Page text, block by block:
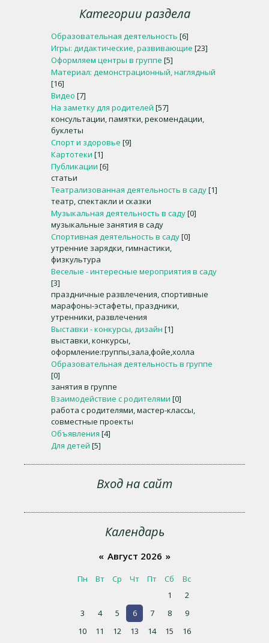
Категории раздела
Образовательная деятельность [6]
Игры: дидактические, развивающие [23]
Оформляем центры в группе [5]
Материал: демонстрационный, наглядный
[16]
Видео [7]
На заметку для родителей [57]
консультации, памятки, рекомендации,
буклеты
Спорт и здоровье [9]
Картотеки [1]
Публикации [6]
статьи
Театрализованная деятельность в саду[1]
театр, спектакли и сказки
Музыкальная деятельность в саду[0]
музыкальные занятия в саду
Спортивная деятельность в саду[0]
утренние зарядки, гимнастики,
физкультура
Веселые - интересные мероприятия в саду
[3]
праздничные развлечения, спортивные
марафоны-эстафеты, праздники,
утренники, развлечения
Выставки - конкурсы, дизайн [1]
выставки, конкурсы,
оформление:группы,зала,фойе,холла
Образовательная деятельность в группе
[0]
занятия в группе
Взаимодействие с родителями [0]
работа с родителями, мастер-классы,
совместные проекты
Объявления [4]
Для детей [5]
Вход на сайт
Календарь
« Август 2026 »
Пн Вт Ср Чт Пт Сб
Вс
1
2
3
4 5 6 7 8
9
10
11 12 13 14 15
16